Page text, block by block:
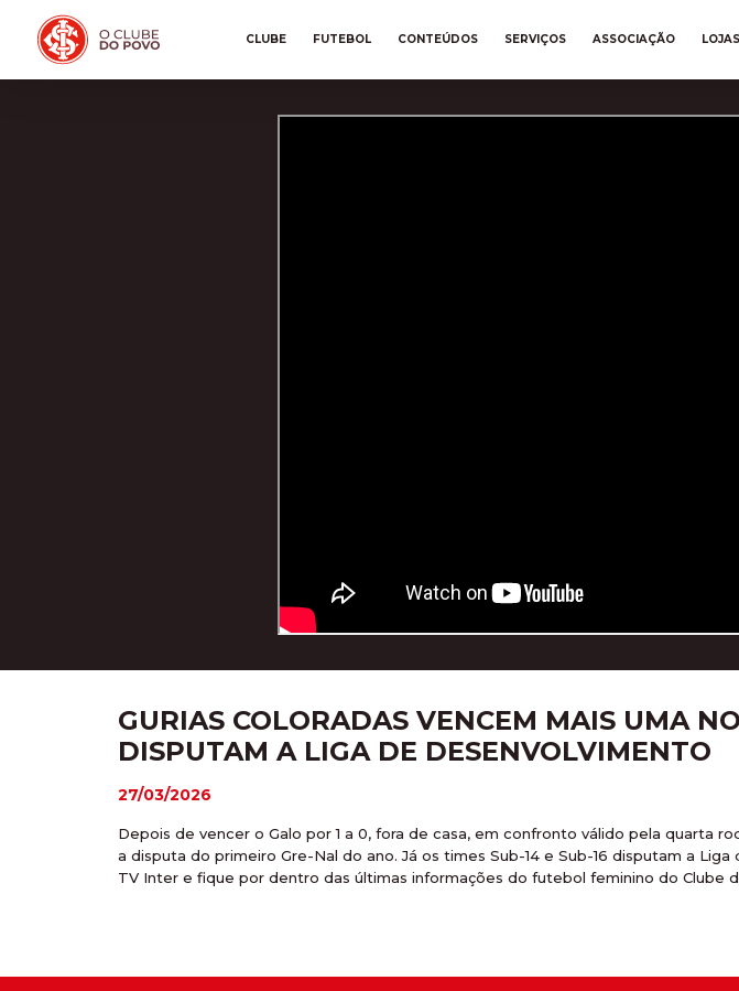
CLUBE FUTEBOL CONTEÚDOS SERVIÇOS ASSOCIAÇÃO LOJAS
GURIAS COLORADAS VENCEM MAIS UMA
DISPUTAM A LIGA DE DESENVOLVIMENTO
27/03/2026
Depois de vencer o Galo por 1 a 0, fora de casa, em confronto válido pela quarta
a disputa do primeiro Gre-Nal do ano. Já os times Sub-14 e Sub-16 disputam a
TV Inter e fique por dentro das últimas informações do futebol feminino do Clube